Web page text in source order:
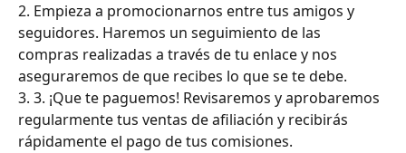
2. Empieza a promocionarnos entre tus amigos y
seguidores. Haremos un seguimiento de las
compras realizadas a través de tu enlace y nos
aseguraremos de que recibes lo que se te debe.
3. 3. ¡Que te paguemos! Revisaremos y aprobaremos
regularmente tus ventas de afiliación y recibirás
rápidamente el pago de tus comisiones.